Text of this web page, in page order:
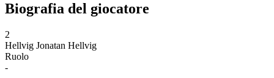
Biografia del giocatore
2
Hellvig Jonatan Hellvig
Ruolo
-